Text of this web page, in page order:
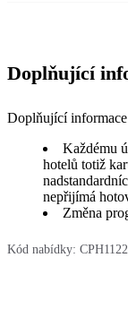
Doplňující
Doplňující informace
Každému
hotelů totiž
nepřijímá
Změna
Kód nabídky: CPH1122